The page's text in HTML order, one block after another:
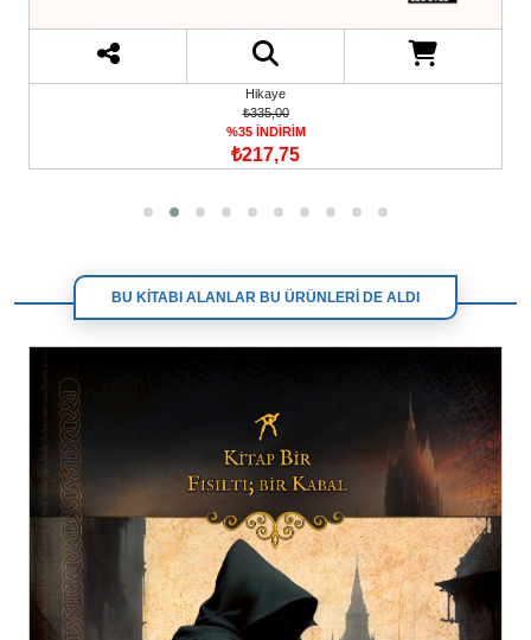
Hikaye
₺335,00
%35 İNDİRİM
₺217,75
BU KİTABI ALANLAR BU ÜRÜNLERİ DE ALDI